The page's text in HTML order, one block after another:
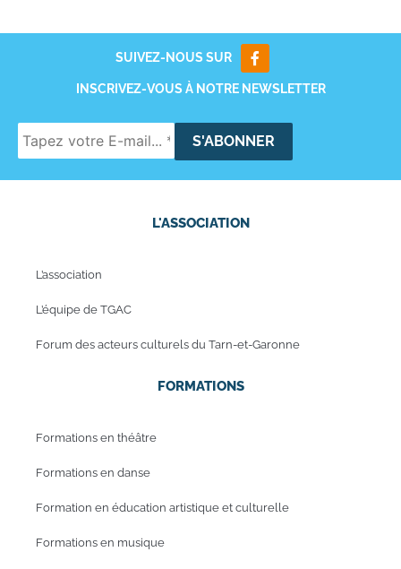
SUIVEZ-NOUS SUR
INSCRIVEZ-VOUS À NOTRE NEWSLETTER
L'ASSOCIATION
L’association
L’équipe de TGAC
Forum des acteurs culturels du Tarn-et-Garonne
FORMATIONS
Formations en théâtre
Formations en danse
Formation en éducation artistique et culturelle
Formations en musique